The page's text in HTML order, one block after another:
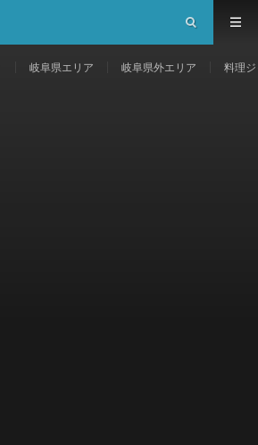
岐阜県エリア 岐阜県外エリア 料理